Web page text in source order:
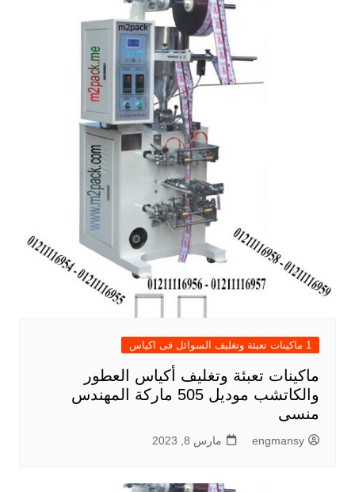
1 ماكينات تعبئة وتغليف السوائل فى اكياس
ماكينات تعبئة وتغليف أكياس العطور
والكاتشب موديل 505 ماركة المهندس
منسى
engmansy مارس 8, 2023